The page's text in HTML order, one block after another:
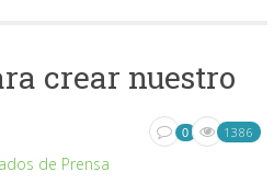
crear nuestro
de Prensa
0 1386